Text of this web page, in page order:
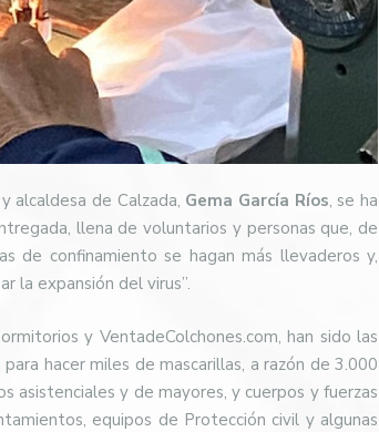
alcaldesa de Calzada, Gema García Ríos, se ha
llena de voluntarios y personas que, de
de confinamiento se hagan más llevaderos y,
la expansión del virus”.
y VentadeColchones.com, han sido las
hacer miles de mascarillas, a razón de 3.000
asistenciales y de mayores, y cuerpos y fuerzas
equipos de Protección civil y algunas